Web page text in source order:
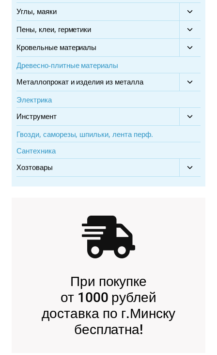
Углы, маяки
меню
Пены, клеи, герметики
меню
Кровельные материалы
меню
Древесно-плитные материалы
Металлопрокат и изделия из металла
меню
Электрика
Инструмент
меню
Гвозди, саморезы, шпильки, лента перф.
Сантехника
Хозтовары
При покупке
от 1000 рублей
доставка по г.Минску
бесплатна!